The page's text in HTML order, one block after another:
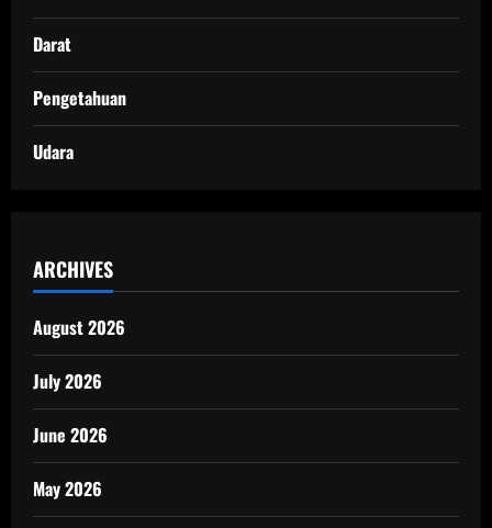
Darat
Pengetahuan
Udara
ARCHIVES
August 2026
July 2026
June 2026
May 2026